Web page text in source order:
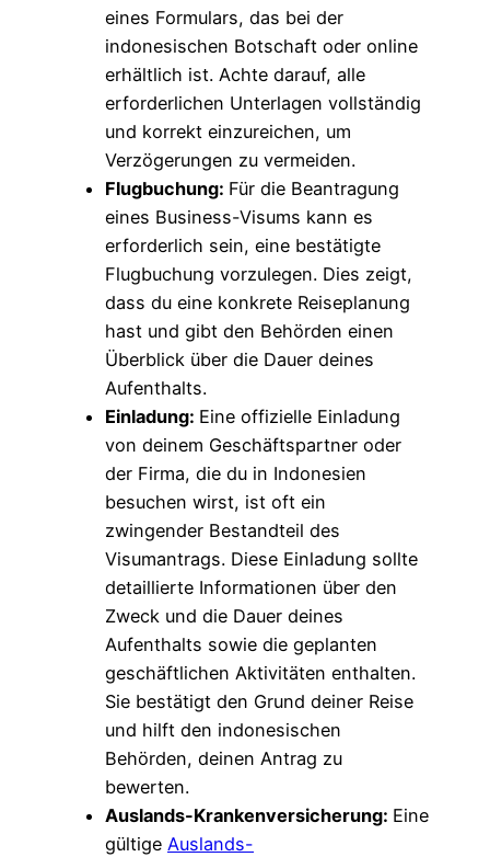
eines Formulars, das bei der
indonesischen Botschaft oder online
erhältlich ist. Achte darauf, alle
erforderlichen Unterlagen vollständig
und korrekt einzureichen, um
Verzögerungen zu vermeiden.
Flugbuchung: Für die Beantragung
eines Business-Visums kann es
erforderlich sein, eine bestätigte
Flugbuchung vorzulegen. Dies zeigt,
dass du eine konkrete Reiseplanung
hast und gibt den Behörden einen
Überblick über die Dauer deines
Aufenthalts.
Einladung: Eine offizielle Einladung
von deinem Geschäftspartner oder
der Firma, die du in Indonesien
besuchen wirst, ist oft ein
zwingender Bestandteil des
Visumantrags. Diese Einladung sollte
detaillierte Informationen über den
Zweck und die Dauer deines
Aufenthalts sowie die geplanten
geschäftlichen Aktivitäten enthalten.
Sie bestätigt den Grund deiner Reise
und hilft den indonesischen
Behörden, deinen Antrag zu
bewerten.
Auslands-Krankenversicherung: Eine
gültige Auslands-